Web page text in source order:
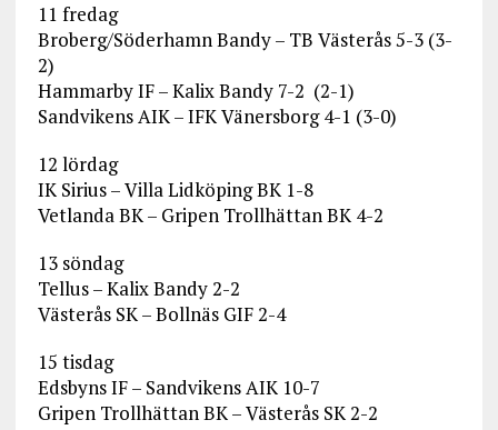
11 fredag
Broberg/Söderhamn Bandy – TB Västerås 5-3 (3-
2)
Hammarby IF – Kalix Bandy 7-2 (2-1)
Sandvikens AIK – IFK Vänersborg 4-1 (3-0)
12 lördag
IK Sirius – Villa Lidköping BK 1-8
Vetlanda BK – Gripen Trollhättan BK 4-2
13 söndag
Tellus – Kalix Bandy 2-2
Västerås SK – Bollnäs GIF 2-4
15 tisdag
Edsbyns IF – Sandvikens AIK 10-7
Gripen Trollhättan BK – Västerås SK 2-2